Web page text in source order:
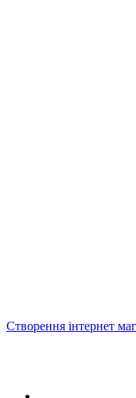
Створення інтернет